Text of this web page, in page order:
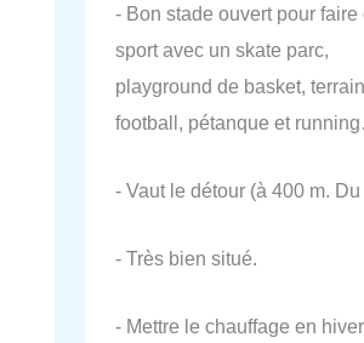
- Bon stade ouvert pour faire
sport avec un skate parc,
playground de basket,
football, pétanque et
- Vaut le détour (à 400 m.
- Très bien situé.
- Mettre le chauffage en